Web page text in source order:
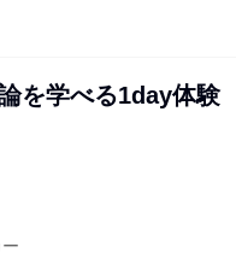
を学べる1day体験